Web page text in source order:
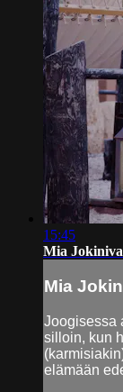
15:45
Mia
Mia
Joogisessa
silloin, kun
elämään